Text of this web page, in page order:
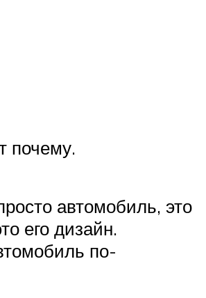
почему.
автомобиль, это
его дизайн.
по-